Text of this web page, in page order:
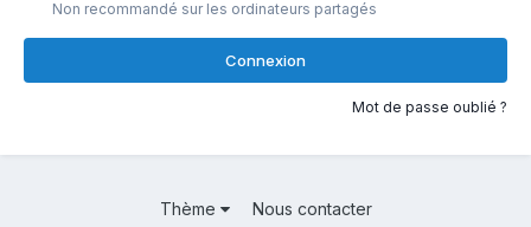
Non recommandé sur les ordinateurs partagés
Connexion
Mot de passe oublié ?
Thème Nous contacter